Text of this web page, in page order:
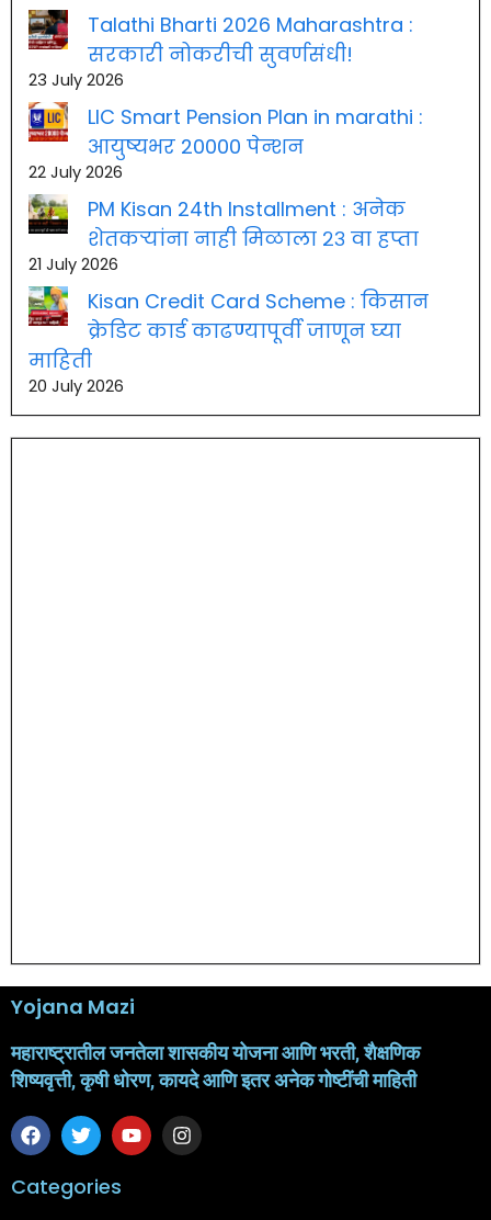
Talathi Bharti 2026 Maharashtra :
सरकारी नोकरीची सुवर्णसंधी!
23 July 2026
LIC Smart Pension Plan in marathi :
आयुष्यभर 20000 पेन्शन
22 July 2026
PM Kisan 24th Installment : अनेक
शेतकऱ्यांना नाही मिळाला २३ वा हप्ता
21 July 2026
Kisan Credit Card Scheme : किसान
क्रेडिट कार्ड काढण्यापूर्वी जाणून घ्या
माहिती
20 July 2026
Yojana Mazi
महाराष्ट्रातील जनतेला शासकीय योजना आणि भरती, शैक्षणिक
शिष्यवृत्ती, कृषी धोरण, कायदे आणि इतर अनेक गोष्टींची माहिती
Categories